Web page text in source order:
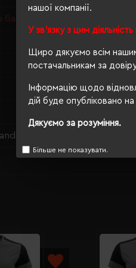
нашої компанії.
У зв'язку з цим
Щиро дякуємо всім
постачальникам за
Інформацію щодо
дій буде опубліковано
Дякуємо за розуміння.
Більше не показувати.
бавовна
100, PETA-Approved